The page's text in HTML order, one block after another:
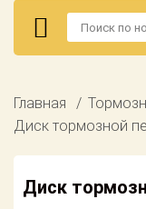
запросу
техобслуживание
Оплата
Регистрация
американских
автомобилей
Главная
Диск тормозной
Диск